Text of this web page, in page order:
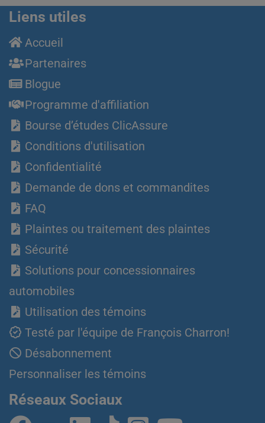
Liens utiles
Accueil
Partenaires
Blogue
Programme d'affiliation
Bourse d’études ClicAssure
Conditions d'utilisation
Confidentialité
Demande de dons et commandites
FAQ
Plaintes ou traitement des plaintes
Sécurité
Solutions pour concessionnaires
automobiles
Utilisation des témoins
Testé par l'équipe de François Charron!
Désabonnement
Personnaliser les témoins
Réseaux Sociaux